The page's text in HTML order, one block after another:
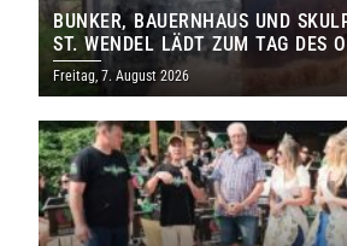
BUNKER, BAUERNHAUS UND
ST. WENDEL LÄDT ZUM TAG DES
DENKMALS EIN
Freitag, 7. August 2026